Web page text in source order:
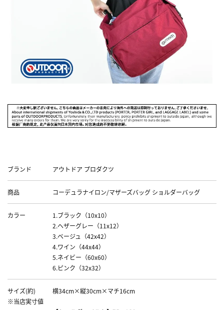
ブランド
アウトドア プロダクツ
商品 コーデュラナイロン/マザーズバッグ ショルダーバッグ
カラー
1.ブラック（10x10）
2.ヘザーグレー（11x12）
3.ベージュ（42x42）
4.ワイン（44x44）
5.ネイビー（60x60）
6.ピンク（32x32）
サイズ(約)
※当店実寸値
横34cm×縦30cm×マチ16cm